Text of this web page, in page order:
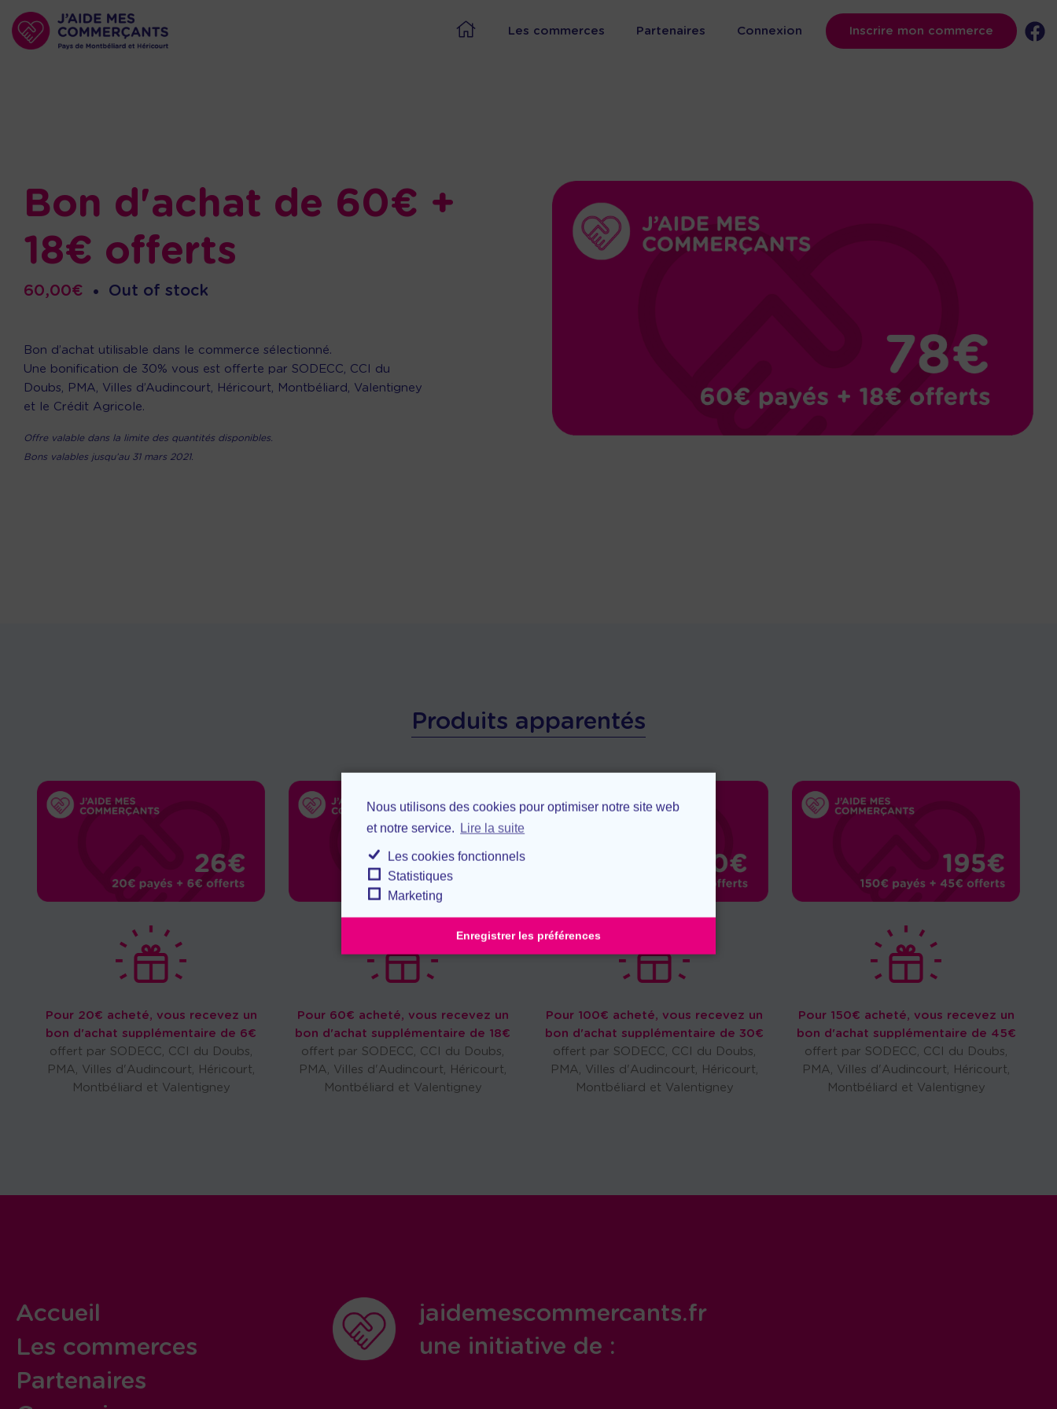
Nous utilisons des cookies pour optimiser notre site web
et notre service.
Lire la suite
Les cookies fonctionnels
Statistiques
Marketing
Enregistrer les préférences
Les commerces Partenaires Connexion Inscrire mon commerce
Bon d'achat de 60€ +
18€ offerts
60,00€ • Out of stock
Bon d’achat utilisable dans le commerce sélectionné.
Une bonification de 30% vous est offerte par SODECC, CCI du
Doubs, PMA, Villes d’Audincourt, Héricourt, Montbéliard, Valentigney
et le Crédit Agricole.
Offre valable dans la limite des quantités disponibles.
Bons valables jusqu’au 31 mars 2021.
Produits apparentés
Pour 20€ acheté, vous recevez un
bon d'achat supplémentaire de 6€
offert par SODECC, CCI du Doubs,
PMA, Villes d'Audincourt, Héricourt,
Montbéliard et Valentigney
Pour 60€ acheté, vous recevez un
bon d'achat supplémentaire de 18€
offert par SODECC, CCI du Doubs,
PMA, Villes d'Audincourt, Héricourt,
Montbéliard et Valentigney
Pour 100€ acheté, vous recevez un
bon d'achat supplémentaire de 30€
offert par SODECC, CCI du Doubs,
PMA, Villes d'Audincourt, Héricourt,
Montbéliard et Valentigney
Pour 150€ acheté, vous recevez un
bon d'achat supplémentaire de 45€
offert par SODECC, CCI du Doubs,
PMA, Villes d'Audincourt, Héricourt,
Montbéliard et Valentigney
Accueil
Les commerces
Partenaires
jaidemescommercants.fr
une initiative de :